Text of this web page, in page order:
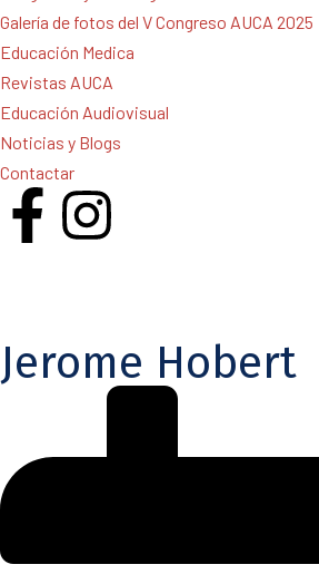
Galería de fotos del V Congreso AUCA 2025
Educación Medica
Revistas AUCA
Educación Audiovisual
Noticias y Blogs
Contactar
Jerome Hobert